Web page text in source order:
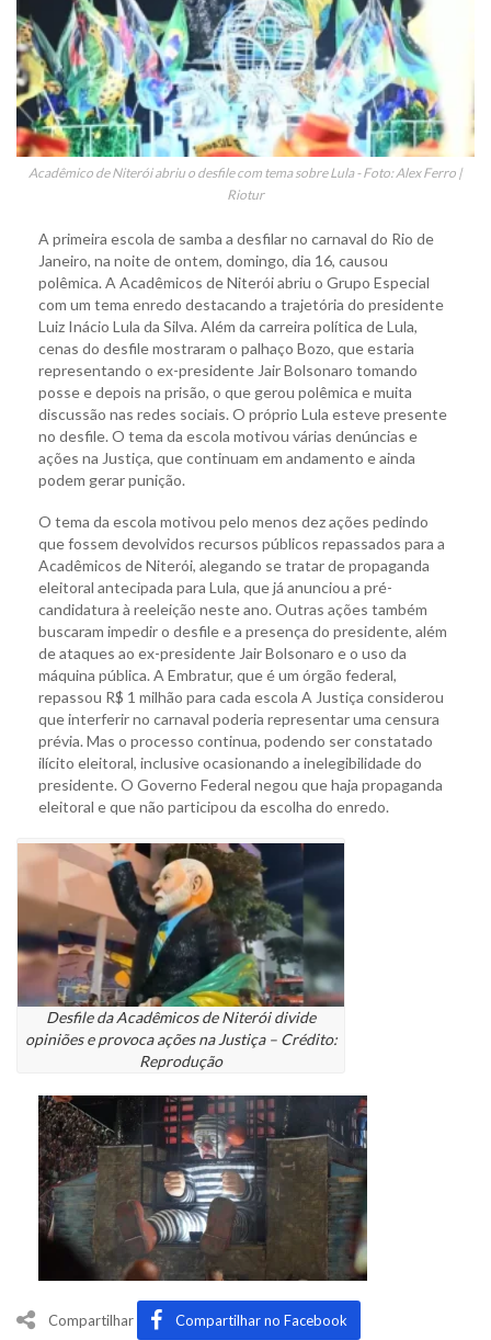
Acadêmico de Niterói abriu o desfile com tema sobre Lula - Foto: Alex Ferro |
Riotur
A primeira escola de samba a desfilar no carnaval do Rio de
Janeiro, na noite de ontem, domingo, dia 16, causou
polêmica. A Acadêmicos de Niterói abriu o Grupo Especial
com um tema enredo destacando a trajetória do presidente
Luiz Inácio Lula da Silva. Além da carreira política de Lula,
cenas do desfile mostraram o palhaço Bozo, que estaria
representando o ex-presidente Jair Bolsonaro tomando
posse e depois na prisão, o que gerou polêmica e muita
discussão nas redes sociais. O próprio Lula esteve presente
no desfile. O tema da escola motivou várias denúncias e
ações na Justiça, que continuam em andamento e ainda
podem gerar punição.
O tema da escola motivou pelo menos dez ações pedindo
que fossem devolvidos recursos públicos repassados para a
Acadêmicos de Niterói, alegando se tratar de propaganda
eleitoral antecipada para Lula, que já anunciou a pré-
candidatura à reeleição neste ano. Outras ações também
buscaram impedir o desfile e a presença do presidente, além
de ataques ao ex-presidente Jair Bolsonaro e o uso da
máquina pública. A Embratur, que é um órgão federal,
repassou R$ 1 milhão para cada escola A Justiça considerou
que interferir no carnaval poderia representar uma censura
prévia. Mas o processo continua, podendo ser constatado
ilícito eleitoral, inclusive ocasionando a inelegibilidade do
presidente. O Governo Federal negou que haja propaganda
eleitoral e que não participou da escolha do enredo.
Desfile da Acadêmicos de Niterói divide
opiniões e provoca ações na Justiça – Crédito:
Reprodução
Compartilhar Compartilhar no Facebook